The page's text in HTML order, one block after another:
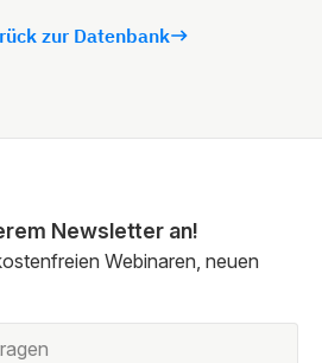
zur Datenbank
Newsletter an!
Webinaren, neuen